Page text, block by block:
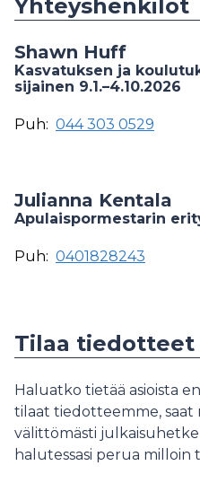
Yhteyshenkilöt
Shawn Huff
Kasvatuksen ja
sijainen 9.1.–4.10.2026
Puh: 044 303 0529
Julianna Kentala
Apulaispormestarin
Puh: 0401828243
Tilaa tiedotteet
Haluatko tietää asioista
tilaat tiedotteemme, saat
välittömästi
halutessasi perua milloin